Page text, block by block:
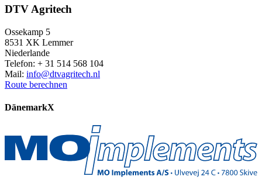
DTV Agritech
Ossekamp 5
8531 XK Lemmer
Niederlande
Telefon: + 31 514 568 104
Mail: info@dtvagritech.nl
Route berechnen
DänemarkX